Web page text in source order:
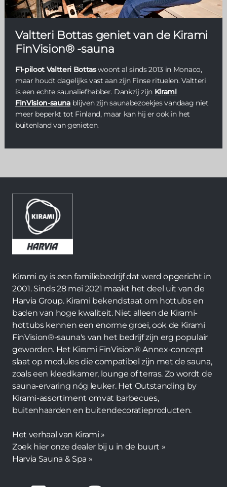
Valtteri Bottas geniet van de Kirami
FinVision® -sauna
F1-piloot Valtteri Bottaswoont al sinds 2013 in Monaco,
maar houdt dagelijks vast aan zijn Finse rituelen. Valtteri
is een echte saunaliefhebber. Dankzij zijn Kirami
FinVision-sauna blijven zijn saunabezoekjes vandaag niet
meer beperkt tot Finland, maar kan hij er ook in het
buitenland van genieten.
Kirami oy is een familiebedrijf dat werd opgericht in
2001. Sinds 28 mei 2021 maakt het deel uit van de
Harvia Group. Kirami bekendstaat om hottubs en
baden van hoge kwaliteit. Niet alleen de Kirami-
hottubs kennen een enorme groei, ook de Kirami
FinVision®-sauna's van het bedrijf zijn erg populair
geworden. Het Kirami FinVision® Annex-concept
slaat op modules die compatibel zijn met de sauna,
zoals een kleedkamer, lounge of terras. Zo wordt de
sauna-ervaring nóg leuker. Het Outstanding by
Kirami-assortiment omvat barbecues,
buitenhaarden en buitendecoratieproducten.
Het verhaal van Kirami »
Zoek hier onze dealer bij u in de buurt »
Harvia Sauna & Spa »